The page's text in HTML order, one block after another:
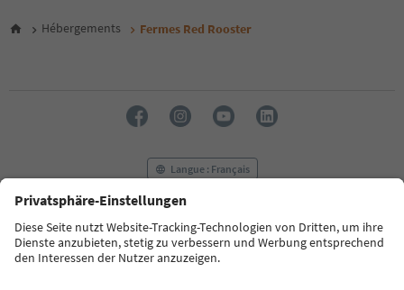
6
16
17
18
19
Hébergements Fermes Red Rooster
Langue : Français
FAQ Contactez-nous Presse
MICE
Politique de confidentialité
Conditions générales
Empreinte